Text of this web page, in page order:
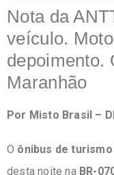
c
e
b
o
k
at
s
A
p
Nota da
veículo.
depoimento.
Maranhão
Por Misto Brasil –
O ônibus de
desta noite na BR-